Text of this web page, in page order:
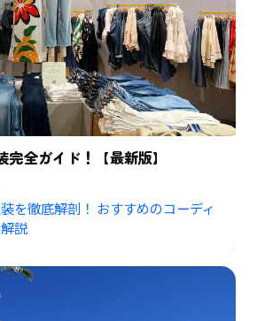
全ガイド！【最新版】
を徹底解剖！ おすすめのコーディ
説